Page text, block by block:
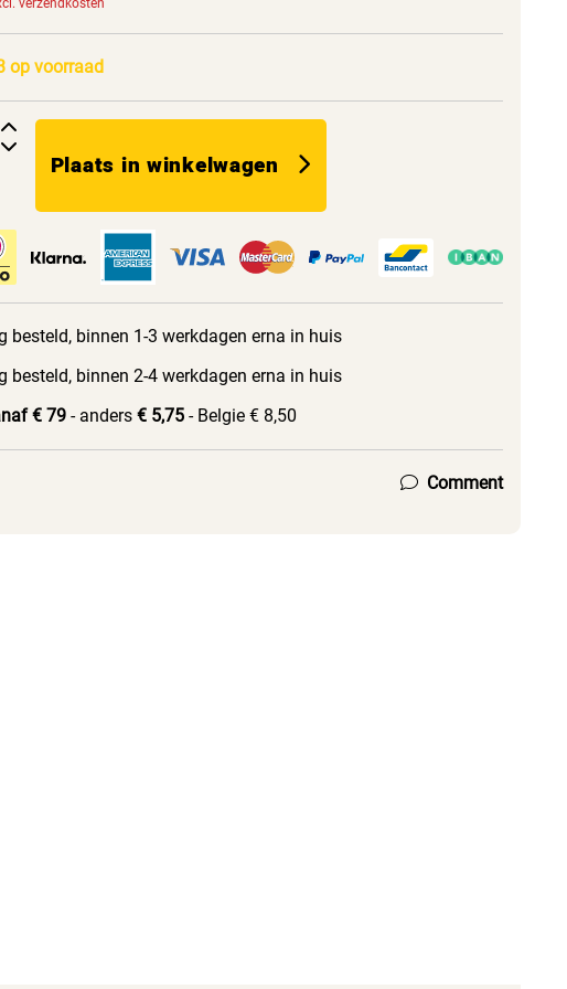
verzendkosten
op voorraad
Plaats in winkelwagen
besteld, binnen 1-3 werkdagen erna in huis
besteld, binnen 2-4 werkdagen erna in huis
€ 79- anders € 5,75- Belgie € 8,50
Comment